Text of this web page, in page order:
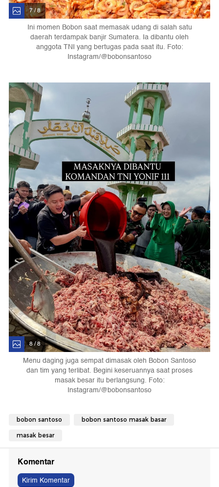
7 / 8
Ini momen Bobon saat memasak udang di salah satu
daerah terdampak banjir Sumatera. Ia dibantu oleh
anggota TNI yang bertugas pada saat itu. Foto:
Instagram/@bobonsantoso
8 / 8
Menu daging juga sempat dimasak oleh Bobon Santoso
dan tim yang terlibat. Begini keseruannya saat proses
masak besar itu berlangsung. Foto:
Instagram/@bobonsantoso
bobon santoso bobon santoso masak basar
masak besar
Komentar
Kirim Komentar